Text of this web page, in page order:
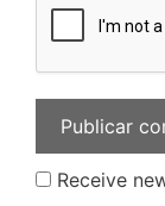
Receive